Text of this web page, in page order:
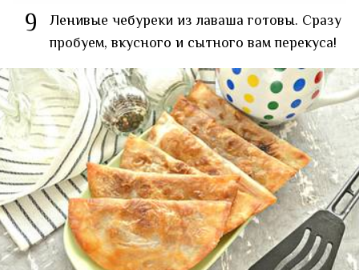
9
Ленивые чебуреки из лаваша готовы. Сразу
пробуем, вкусного и сытного вам перекуса!